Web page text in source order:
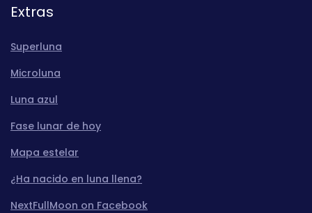
Extras
Superluna
Microluna
Luna azul
Fase lunar de hoy
Mapa estelar
¿Ha nacido en luna llena?
NextFullMoon on Facebook